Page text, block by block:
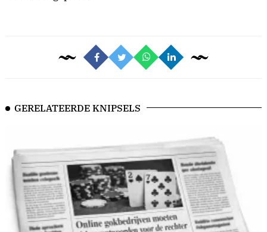
GERELATEERDE KNIPSELS